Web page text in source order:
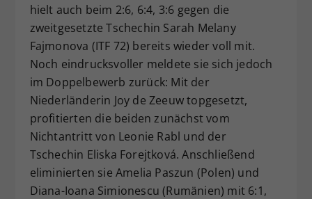
hielt auch beim 2:6, 6:4, 3:6 gegen die
zweitgesetzte Tschechin Sarah Melany
Fajmonova (ITF 72) bereits wieder voll mit.
Noch eindrucksvoller meldete sie sich jedoch
im Doppelbewerb zurück: Mit der
Niederländerin Joy de Zeeuw topgesetzt,
profitierten die beiden zunächst vom
Nichtantritt von Leonie Rabl und der
Tschechin Eliska Forejtková. Anschließend
eliminierten sie Amelia Paszun (Polen) und
Diana-Ioana Simionescu (Rumänien) mit 6:1,